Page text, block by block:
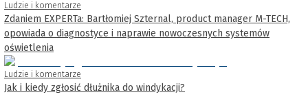
Ludzie i komentarze
Zdaniem EXPERTa: Bartłomiej Szternal, product manager M-TECH,
opowiada o diagnostyce i naprawie nowoczesnych systemów
oświetlenia
Ludzie i komentarze
Jak i kiedy zgłosić dłużnika do windykacji?